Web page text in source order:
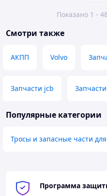
Показано 1 -
Смотри также
АКПП Volvo
Запчасти jcb
Популярные категории
Тросы и запасные части
Программа